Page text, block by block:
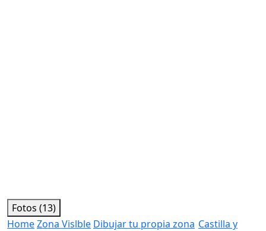
Fotos (13)
HomeZona Vislble Dibujar tu propia zona Castilla y